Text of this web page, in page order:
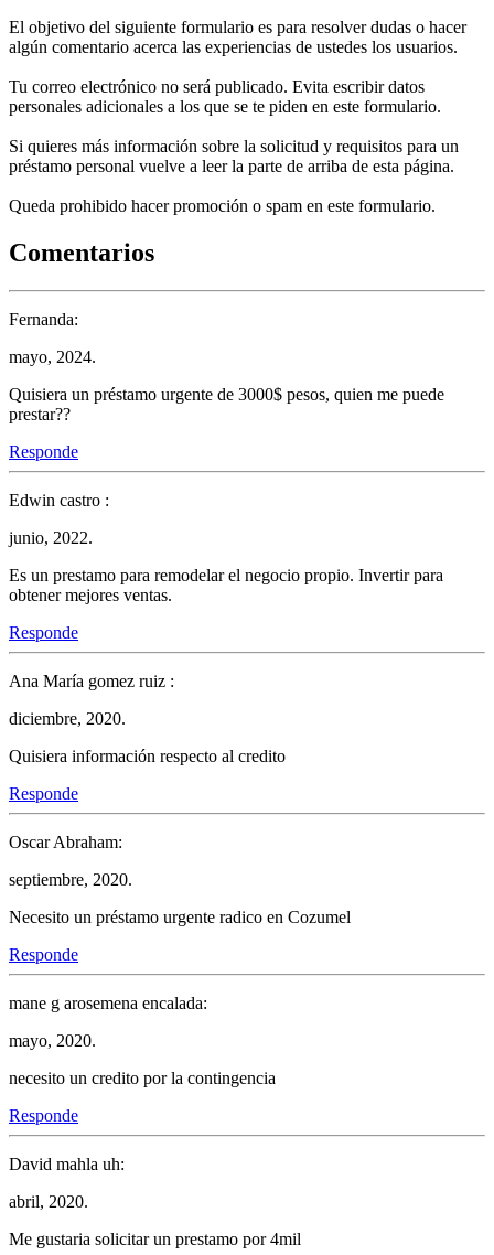
El objetivo del siguiente formulario es para resolver dudas o hacer
algún comentario acerca las experiencias de ustedes los usuarios.
Tu correo electrónico no será publicado. Evita escribir datos
personales adicionales a los que se te piden en este formulario.
Si quieres más información sobre la solicitud y requisitos para un
préstamo personal vuelve a leer la parte de arriba de esta página.
Queda prohibido hacer promoción o spam en este formulario.
Comentarios
Fernanda:
mayo, 2024.
Quisiera un préstamo urgente de 3000$ pesos, quien me puede
prestar??
Responde
Edwin castro :
junio, 2022.
Es un prestamo para remodelar el negocio propio. Invertir para
obtener mejores ventas.
Responde
Ana María gomez ruiz :
diciembre, 2020.
Quisiera información respecto al credito
Responde
Oscar Abraham:
septiembre, 2020.
Necesito un préstamo urgente radico en Cozumel
Responde
mane g arosemena encalada:
mayo, 2020.
necesito un credito por la contingencia
Responde
David mahla uh:
abril, 2020.
Me gustaria solicitar un prestamo por 4mil